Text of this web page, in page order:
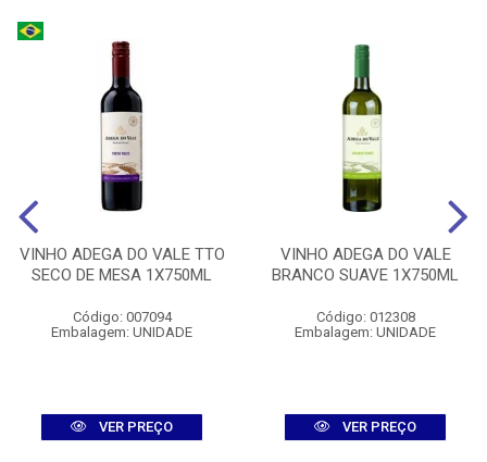
VINHO ADEGA DO VALE TTO
SECO DE MESA 1X750ML
Código: 007094
Embalagem: UNIDADE
VER PREÇO
VINHO ADEGA DO VALE
BRANCO SUAVE 1X750ML
Código: 012308
Embalagem: UNIDADE
VER PREÇO